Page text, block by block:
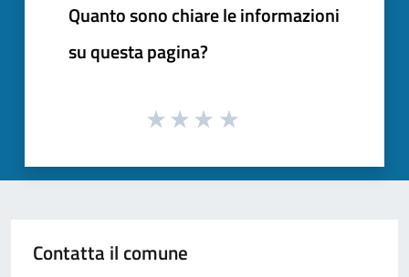
Quanto sono chiare le informazioni
su questa pagina?
Contatta il comune